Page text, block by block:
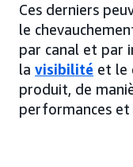
Ces derniers
le
par canal et par
la visibilité et le
produit, de
performances et